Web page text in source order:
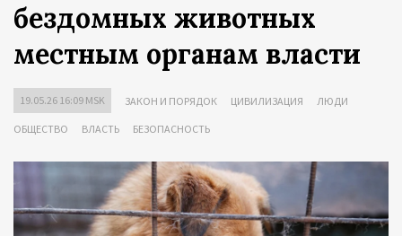
бездомных животных
местным органам власти
19.05.26 16:09 MSK ЗАКОН И ПОРЯДОК ЦИВИЛИЗАЦИЯ ЛЮДИ
ОБЩЕСТВО ВЛАСТЬ БЕЗОПАСНОСТЬ